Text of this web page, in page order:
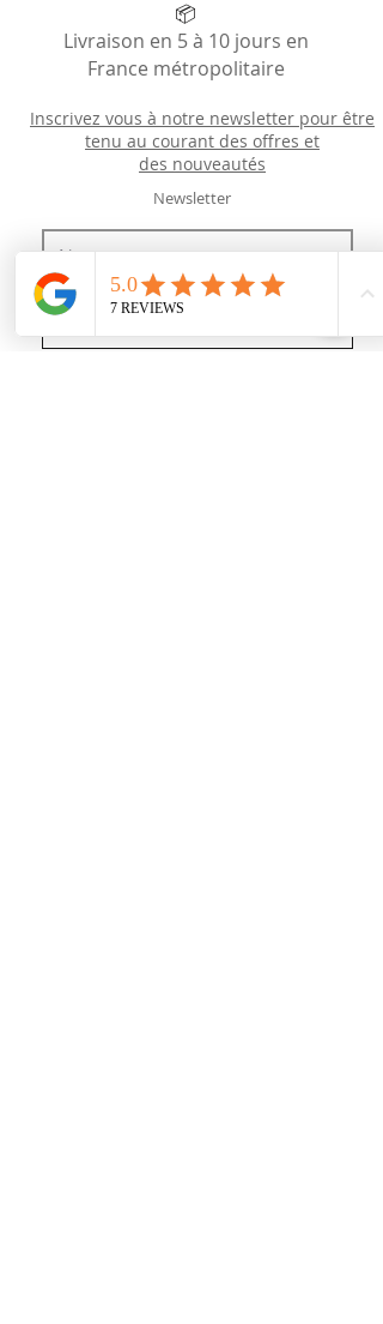
📦
Livraison en 5 à 10 jours en
France métropolitaire
Inscrivez vous à notre newsletter pour être
tenu au courant des offres et
des nouveautés
Newsletter